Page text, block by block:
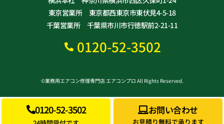
東京営業所 東京都西東京市東伏見4-5-18
千葉営業所 千葉県市川市行徳駅前2-21-11
0120-52-3502
©業務用エアコン修理専門店 エアコンプロ All Rights Reserved.
0120-52-3502 お問い合わせ
お見積り無料で承ります